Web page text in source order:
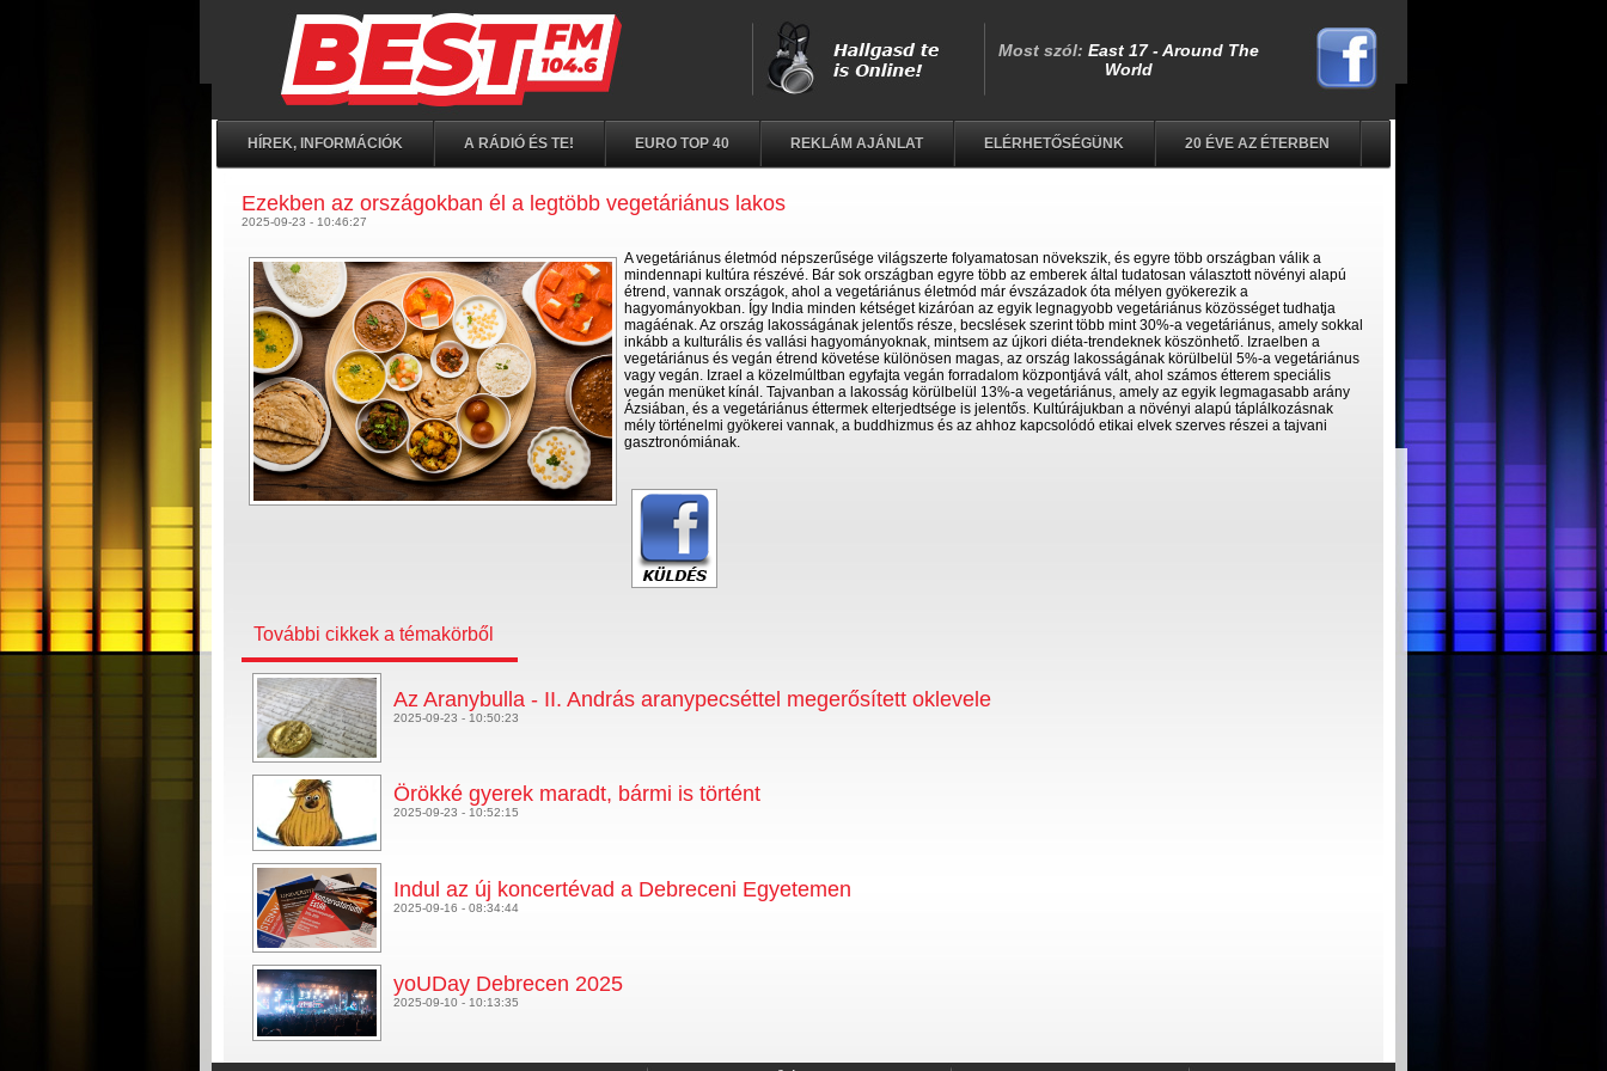
HÍREK, INFORMÁCIÓK A RÁDIÓ ÉS TE! EURO TOP 40 REKLÁM AJÁNLAT ELÉRHETŐSÉGÜNK 20 ÉVE AZ ÉTERBEN
Ezekben az országokban él a legtöbb vegetáriánus lakos
2025-09-23 - 10:46:27
A vegetáriánus életmód népszerűsége világszerte folyamatosan növekszik, és egyre több országban válik a
mindennapi kultúra részévé. Bár sok országban egyre több az emberek által tudatosan választott növényi alapú
étrend, vannak országok, ahol a vegetáriánus életmód már évszázadok óta mélyen gyökerezik a
hagyományokban. Így India minden kétséget kizáróan az egyik legnagyobb vegetáriánus közösséget tudhatja
magáénak. Az ország lakosságának jelentős része, becslések szerint több mint 30%-a vegetáriánus, amely sokkal
inkább a kulturális és vallási hagyományoknak, mintsem az újkori diéta-trendeknek köszönhető. Izraelben a
vegetáriánus és vegán étrend követése különösen magas, az ország lakosságának körülbelül 5%-a vegetáriánus
vagy vegán. Izrael a közelmúltban egyfajta vegán forradalom központjává vált, ahol számos étterem speciális
vegán menüket kínál. Tajvanban a lakosság körülbelül 13%-a vegetáriánus, amely az egyik legmagasabb arány
Ázsiában, és a vegetáriánus éttermek elterjedtsége is jelentős. Kultúrájukban a növényi alapú táplálkozásnak
mély történelmi gyökerei vannak, a buddhizmus és az ahhoz kapcsolódó etikai elvek szerves részei a tajvani
gasztronómiának.
További cikkek a témakörből
Az Aranybulla - II. András aranypecséttel megerősített oklevele
2025-09-23 - 10:50:23
Örökké gyerek maradt, bármi is történt
2025-09-23 - 10:52:15
Indul az új koncertévad a Debreceni Egyetemen
2025-09-16 - 08:34:44
yoUDay Debrecen 2025
2025-09-10 - 10:13:35